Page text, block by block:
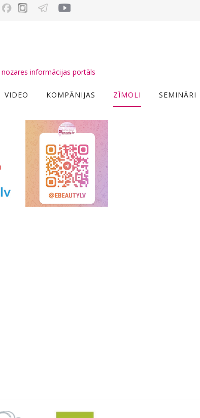
informācijas portāls
VIDEO KOMPĀNIJAS ZĪMOLI SEMINĀRI